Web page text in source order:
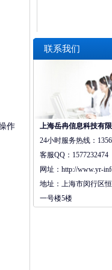
作
联系我们
上海岳冉信息科技有
24小时服务热线：
客服QQ： 1577232474
网址：http://www.yr-
地址：
上海市闵行区
一号楼5楼